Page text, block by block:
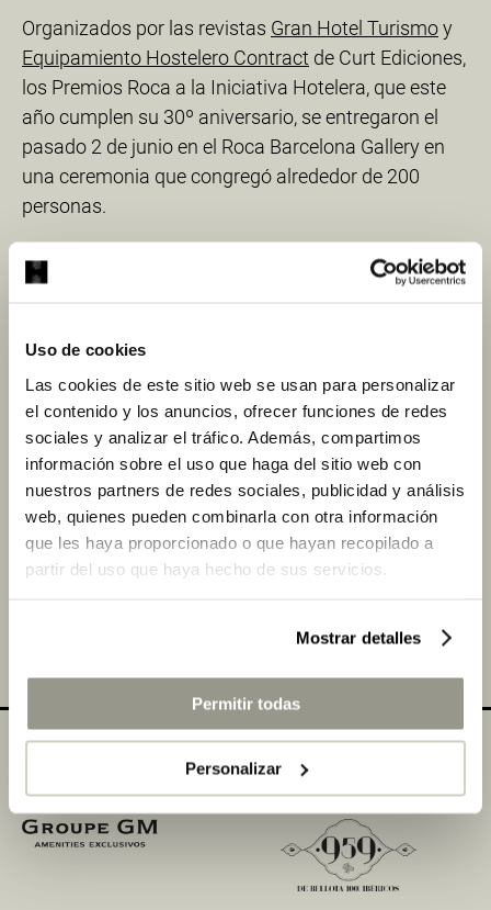
Uso de cookies
Las cookies de este sitio web se usan para personalizar
el contenido y los anuncios, ofrecer funciones de redes
sociales y analizar el tráfico. Además, compartimos
información sobre el uso que haga del sitio web con
nuestros partners de redes sociales, publicidad y análisis
web, quienes pueden combinarla con otra información
que les haya proporcionado o que hayan recopilado a
partir del uso que haya hecho de sus servicios.
Mostrar detalles
Permitir todas
Personalizar
Organizados por las revistas Gran Hotel Turismoy
Equipamiento Hostelero Contract de Curt Ediciones,
los Premios Roca a la Iniciativa Hotelera, que este
año cumplen su 30º aniversario, se entregaron el
pasado 2 de junio en el Roca Barcelona Gallery en
una ceremonia que congregó alrededor de 200
personas.
Los Premios Roca a la Iniciativa Hotelera están
patrocinados por
Rational,Interihotel
Gourmet, Castro y González
Ostras
Thierry,Belbo CollectionyMontesquius.
Conozca a todos los ganadores en las diferentes
categoríasaquí
Más noticias sobre losPremios Roca a la Iniciativa
Hotelera